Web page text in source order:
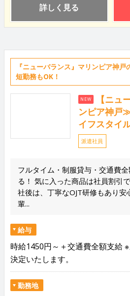
詳しく見る
『ニューバランス』マリンピア神
短勤務もOK！
NEW
【ニュ
ンピア神戸
イフスタイ
派遣社員
フルタイム・制服貸与・交通費
る！ 気に入った商品は社員割引
社後は、丁寧なOJT研修もあり
輩...
給与
時給1450円～＋交通費全額支給
決定いたします。
勤務地